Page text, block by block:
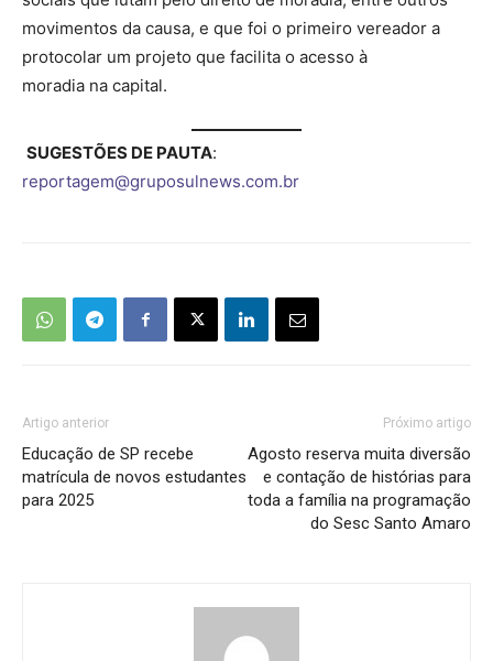
movimentos da causa, e que foi o primeiro vereador a
protocolar um projeto que facilita o acesso à
moradia na capital.
SUGESTÕES DE PAUTA:
reportagem@gruposulnews.com.br
Artigo anterior
Educação de SP recebe
matrícula de novos estudantes
para 2025
Próximo artigo
Agosto reserva muita diversão
e contação de histórias para
toda a família na programação
do Sesc Santo Amaro​